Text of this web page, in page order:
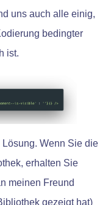
uns auch alle einig,
bedingter
ist.
Wenn Sie die
erhalten Sie
meinen Freund
gezeigt hat)